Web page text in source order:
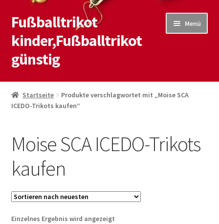
Zur
Navigation
springen
Zum
Inhalt
springen
Fußballtrikot
kinder,Fußballtrikot
günstig
Menü
Start
Blog
Kontaktiere uns
Startseite
Produkte verschlagwortet mit „Moise SCA
ICEDO-Trikots kaufen“
Moise SCA ICEDO-Trikots
kaufen
Einzelnes Ergebnis wird angezeigt